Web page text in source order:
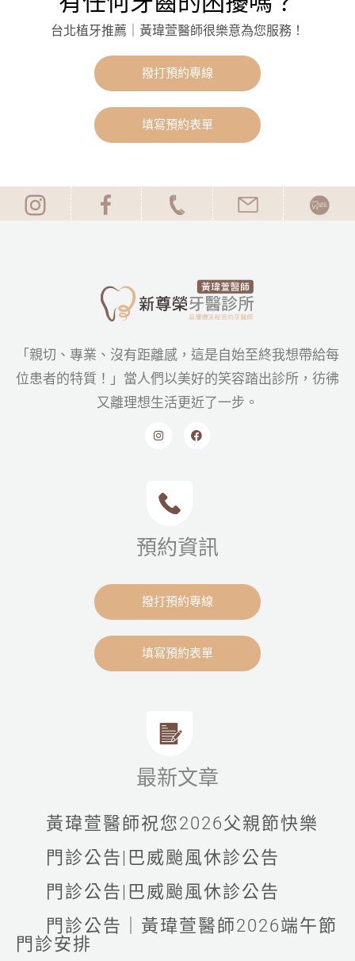
台北植牙推薦｜黃瑋萱醫師很樂意為您服務！
撥打預約專線
填寫預約表單
「親切、專業、沒有距離感，這是自始至終我想帶給每
位患者的特質！」當人們以美好的笑容踏出診所，彷彿
又離理想生活更近了一步。
預約資訊
撥打預約專線
填寫預約表單
最新文章
黃瑋萱醫師祝您2026父親節快樂
門診公告|巴威颱風休診公告
門診公告|巴威颱風休診公告
門診公告｜黃瑋萱醫師2026端午節
門診安排